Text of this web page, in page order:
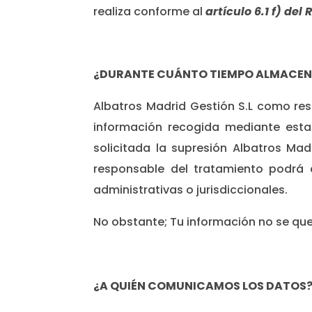
realiza conforme alartículo 6.1 f) del
¿DURANTE CUÁNTO TIEMPO
Albatros Madrid Gestión S.L como
información recogida mediante
solicitada la supresión Albatros
responsable del tratamiento podrá
administrativas o jurisdiccionales.
No obstante; Tu información no se
¿A QUIÉN COMUNICAMOS LOS